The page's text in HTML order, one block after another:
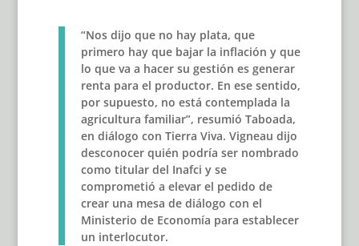
“Nos dijo que no hay plata, que
primero hay que bajar la inflación y que
lo que va a hacer su gestión es generar
renta para el productor. En ese sentido,
por supuesto, no está contemplada la
agricultura familiar”, resumió Taboada,
en diálogo con Tierra Viva. Vigneau dijo
desconocer quién podría ser nombrado
como titular del Inafci y se
comprometió a elevar el pedido de
crear una mesa de diálogo con el
Ministerio de Economía para establecer
un interlocutor.